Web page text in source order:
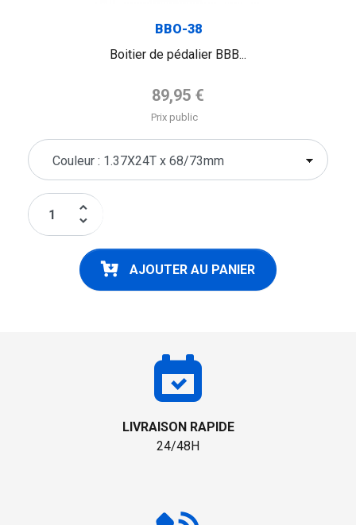
BBO-38
Boitier de pédalier BBB...
Prix de base
89,95 €
Prix public
keyboard_arrow_up
keyboard_arrow_down
AJOUTER AU PANIER
LIVRAISON RAPIDE
24/48H